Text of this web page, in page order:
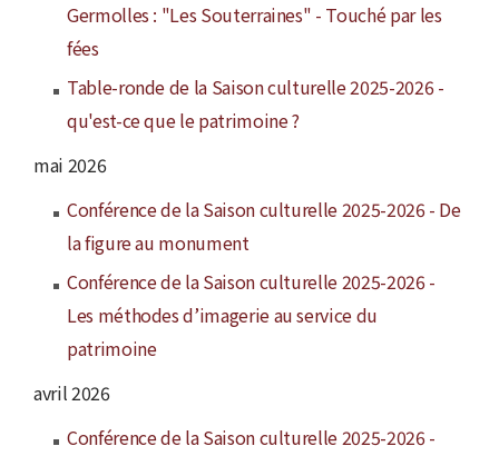
Germolles : "Les Souterraines" - Touché par les
fées
Table-ronde de la Saison culturelle 2025-2026 -
qu'est-ce que le patrimoine ?
mai 2026
Conférence de la Saison culturelle 2025-2026 - De
la figure au monument
Conférence de la Saison culturelle 2025-2026 -
Les méthodes d’imagerie au service du
patrimoine
avril 2026
Conférence de la Saison culturelle 2025-2026 -